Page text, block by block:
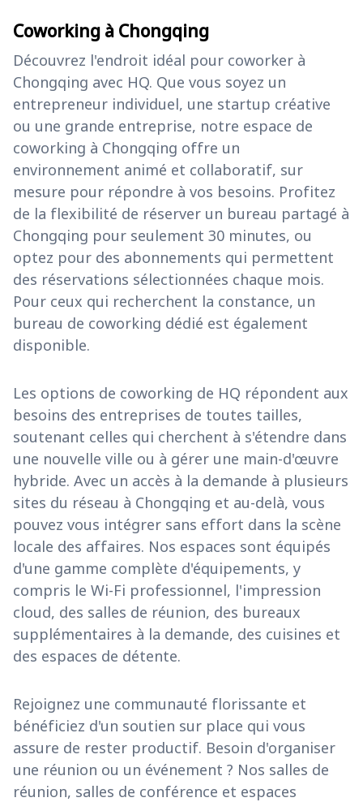
Coworking à Chongqing
Découvrez l'endroit idéal pour coworker à
Chongqing avec HQ. Que vous soyez un
entrepreneur individuel, une startup créative
ou une grande entreprise, notre espace de
coworking à Chongqing offre un
environnement animé et collaboratif, sur
mesure pour répondre à vos besoins. Profitez
de la flexibilité de réserver un bureau partagé à
Chongqing pour seulement 30 minutes, ou
optez pour des abonnements qui permettent
des réservations sélectionnées chaque mois.
Pour ceux qui recherchent la constance, un
bureau de coworking dédié est également
disponible.
Les options de coworking de HQ répondent aux
besoins des entreprises de toutes tailles,
soutenant celles qui cherchent à s'étendre dans
une nouvelle ville ou à gérer une main-d'œuvre
hybride. Avec un accès à la demande à plusieurs
sites du réseau à Chongqing et au-delà, vous
pouvez vous intégrer sans effort dans la scène
locale des affaires. Nos espaces sont équipés
d'une gamme complète d'équipements, y
compris le Wi-Fi professionnel, l'impression
cloud, des salles de réunion, des bureaux
supplémentaires à la demande, des cuisines et
des espaces de détente.
Rejoignez une communauté florissante et
bénéficiez d'un soutien sur place qui vous
assure de rester productif. Besoin d'organiser
une réunion ou un événement ? Nos salles de
réunion, salles de conférence et espaces